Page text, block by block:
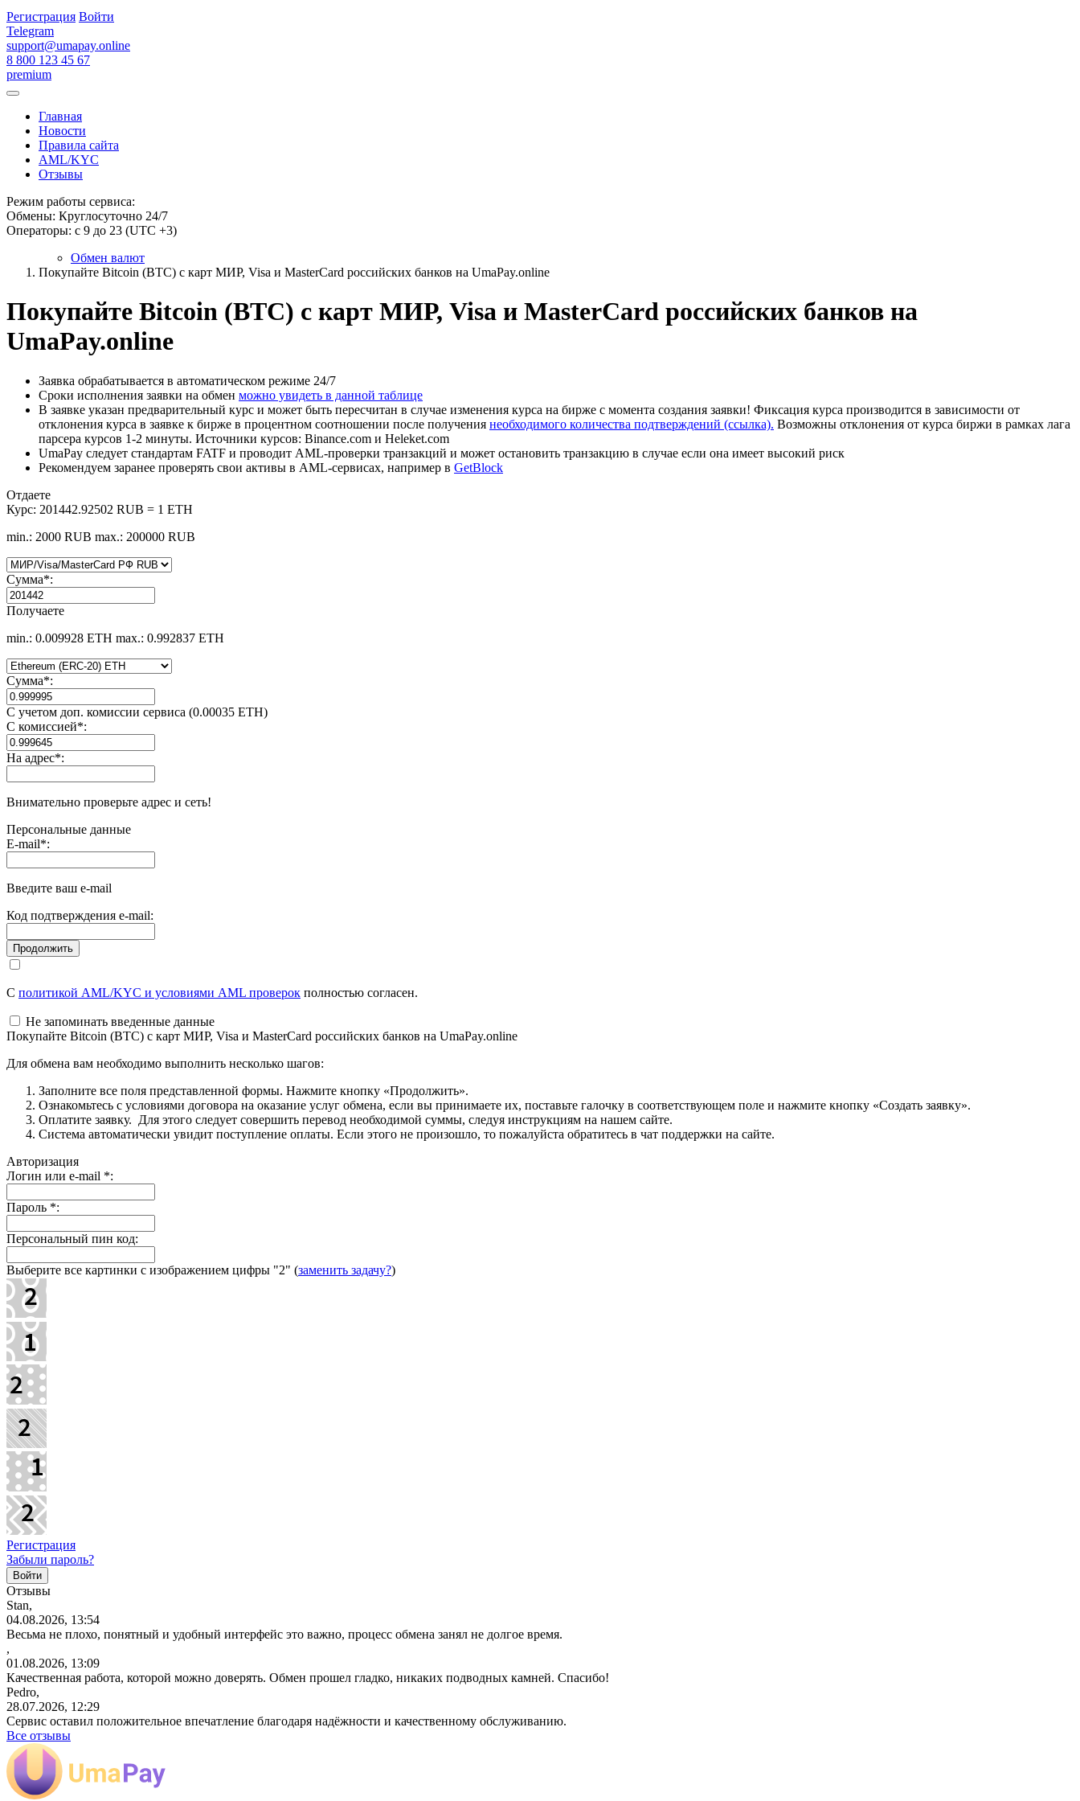
Регистрация Войти
Telegram
support@umapay.online
8 800 123 45 67
premium
Главная
Новости
Правила сайта
AML/KYC
Отзывы
Режим работы сервиса:
Обмены: Круглосуточно 24/7
Операторы: с 9 до 23 (UTC +3)
Обмен валют
Покупайте Bitcoin (BTC) с карт МИР, Visa и MasterCard российских банков на UmaPay.online
Покупайте Bitcoin (BTC) с карт МИР, Visa и MasterCard российских банков на
UmaPay.online
Заявка обрабатывается в автоматическом режиме 24/7
Сроки исполнения заявки на обмен можно увидеть в данной таблице
В заявке указан предварительный курс и может быть пересчитан в случае изменения курса на бирже с момента создания заявки! Фиксация курса производится в зависимости от
отклонения курса в заявке к бирже в процентном соотношении после получения необходимого количества подтверждений (ссылка). Возможны отклонения от курса биржи в рамках лага
парсера курсов 1-2 минуты. Источники курсов: Binance.com и Heleket.com
UmaPay следует стандартам FATF и проводит AML-проверки транзакций и может остановить транзакцию в случае если она имеет высокий риск
Рекомендуем заранее проверять свои активы в AML-сервисах, например в GetBlock
Отдаете
Курс: 201442.92502 RUB = 1 ETH
min.: 2000 RUB max.: 200000 RUB
Сумма*:
Получаете
min.: 0.009928 ETH max.: 0.992837 ETH
Сумма*:
С учетом доп. комиссии сервиса (0.00035 ETH)
С комиссией*:
На адрес*:
Внимательно проверьте адрес и сеть!
Персональные данные
E-mail*:
Введите ваш e-mail
Код подтверждения e-mail:
С политикой AML/KYC и условиями AML проверок полностью согласен.
Не запоминать введенные данные
Покупайте Bitcoin (BTC) с карт МИР, Visa и MasterCard российских банков на UmaPay.online
Для обмена вам необходимо выполнить несколько шагов:
Заполните все поля представленной формы. Нажмите кнопку «Продолжить».
Ознакомьтесь с условиями договора на оказание услуг обмена, если вы принимаете их, поставьте галочку в соответствующем поле и нажмите кнопку «Создать заявку».
Оплатите заявку. Для этого следует совершить перевод необходимой суммы, следуя инструкциям на нашем сайте.
Система автоматически увидит поступление оплаты. Если этого не произошло, то пожалуйста обратитесь в чат поддержки на сайте.
Авторизация
Логин или e-mail *:
Пароль *:
Персональный пин код:
Выберите все картинки с изображением цифры "2" (заменить задачу?)
Регистрация
Забыли пароль?
Отзывы
Stan,
04.08.2026, 13:54
Весьма не плохо, понятный и удобный интерфейс это важно, процесс обмена занял не долгое время.
,
01.08.2026, 13:09
Качественная работа, которой можно доверять. Обмен прошел гладко, никаких подводных камней. Спасибо!
Pedro,
28.07.2026, 12:29
Сервис оставил положительное впечатление благодаря надёжности и качественному обслуживанию.
Все отзывы